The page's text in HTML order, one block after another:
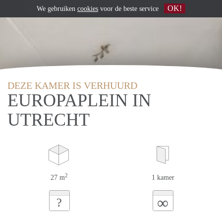
DEZE KAMER IS VERHUURD
EUROPAPLEIN IN
UTRECHT
27 m2 1 kamer
? ∞
We gebruiken cookies voor de beste service OK!